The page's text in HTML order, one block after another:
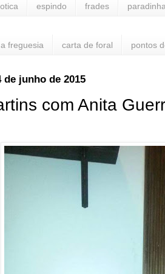
espindo frades
a freguesia carta de foral pontos
de junho de 2015
com Anita